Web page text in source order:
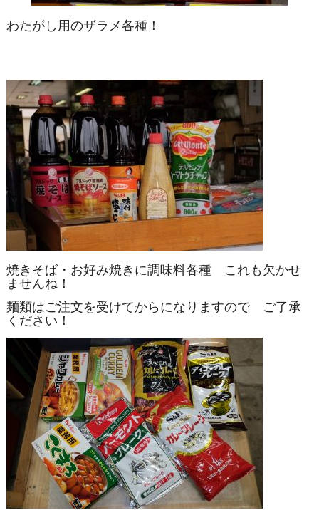
わたがし用のザラメ各種！
焼きそば・お好み焼きに調味料各種 これも欠かせ
ませんね！
麺類はご注文を受けてからになりますので ご了承
ください！